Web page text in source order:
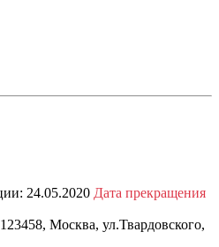
24.05.2020 Дата прекращения
123458, Москва, ул.Твардовского,